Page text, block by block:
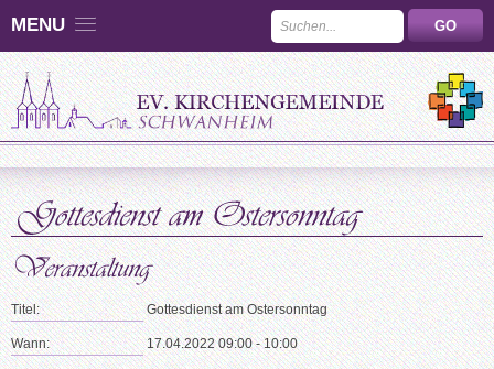
MENU
Titel: Gottesdienst am Ostersonntag
Wann: 17.04.2022 09:00 - 10:00